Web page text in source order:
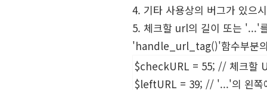
4. 기타 사용상의 버그가 있으
5. 체크할 url의 길이 또는 '...'
'handle_url_tag()'함수부분
$checkURL = 55; // 체크할
$leftURL = 39; // '...'의 왼쪽